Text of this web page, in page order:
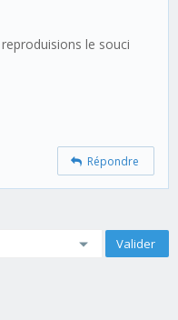
le souci
Répondre